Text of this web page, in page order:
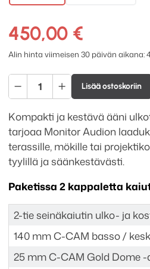
450,00 €
Alin hinta viimeisen 30 päivän aikana:
Monitor
Audio
Climate
50
ulkokaiutin
määrä
Lisää ostoskoriin
Kompakti ja kestävä ääni
tarjoaa Monitor Audion
terassille, mökille tai
tyylillä ja säänkestävästi.
Paketissa 2 kappaletta
2-tie seinäkaiutin ulko- ja
140 mm C-CAM basso /
25 mm C-CAM Gold Dome